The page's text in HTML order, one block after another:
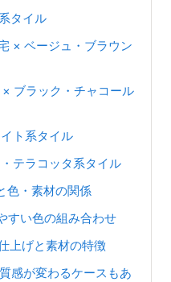
タイル
× ベージュ・ブラウン
ブラック・チャコール
ト系タイル
テラコッタ系タイル
色・素材の関係
すい色の組み合わせ
上げと素材の特徴
感が変わるケースもあ